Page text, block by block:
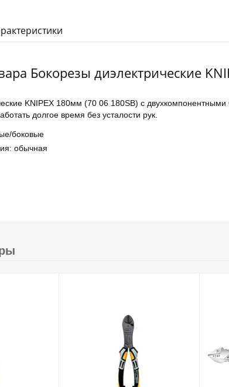
Бокорезы диэлектрические
KNIPEX 180мм (70 06 180SB) с
долгое время без усталости рук.
боковые
обычная
3-4 мм